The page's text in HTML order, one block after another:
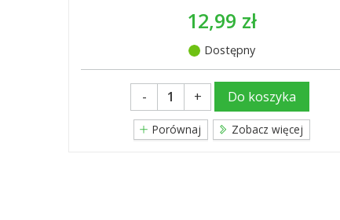
12,99 zł
Dostępny
- + Do koszyka
Porównaj Zobacz więcej